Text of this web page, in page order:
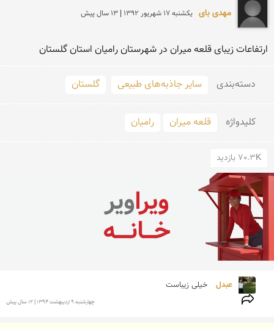
مهدی بای يكشنبه 17 شهريور 1392 | 13 سال پیش
ارتفاعات زیبای قلعه میران در شهرستان رامیان استان گلستان
دسته‌بندی سایر جاذبه‌های طبیعی گلستان
کلید‌واژه قلعه میران رامیان
70.3K بازدید
عبدل خیلی زیباست
چهارشنبه 9 ارديبهشت 1394 | 12 سال پیش